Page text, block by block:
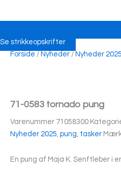
Se strikkeopskrifter
Forside / Nyheder / Nyheder 2025
71-0583 tornado pung
Varenummer 71058300
Nyheder 2025, pung, tasker
En pung af Maja K. Senftleber i